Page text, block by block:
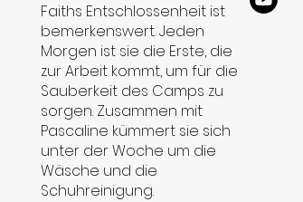
Faiths Entschlossenheit ist
bemerkenswert. Jeden
Morgen ist sie die Erste, die
zur Arbeit kommt, um für die
Sauberkeit des Camps zu
sorgen. Zusammen mit
Pascaline kümmert sie sich
unter der Woche um die
Wäsche und die
Schuhreinigung.